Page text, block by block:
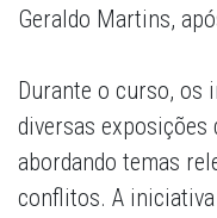
Geraldo Martins,
Durante o curso, os
diversas exposições
abordando temas
conflitos. A